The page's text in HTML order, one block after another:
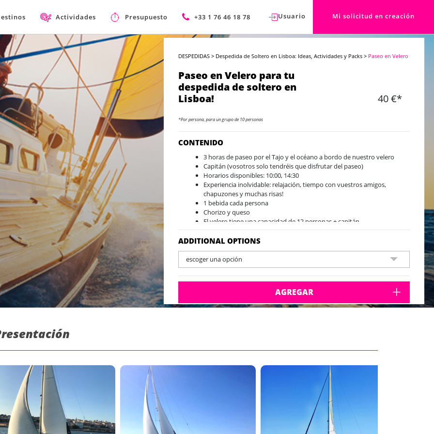
Actividades Presupuesto +33 1 76 46 18 78 Usuario Mi solicitud en creación
DESPEDIDAS > Despedida de Soltero en Lisboa: Ideas, Actividades y Packs > Paseo en Velero
Paseo en Velero para tu
despedida de soltero en
Lisboa!
40 €*
*Por persona, para un grupo de 10 personas
CONTENIDO
3 horas de paseo por el Tajo y el océano a bordo de nuestro velero
Capitán (vosotros solo tendréis que disfrutar del paseo)
Horarios disponibles: 10:00, 14:30
Experiencia inolvidable: relajación, tiempo con vuestros amigos,
chapuzones y muchas risas!
1 bebida cada persona
Chorizo y queso
El velero tiene una capacidad de 12 personas + capitán
ADDITIONAL OPTIONS
escoger una opción
AGREGAR